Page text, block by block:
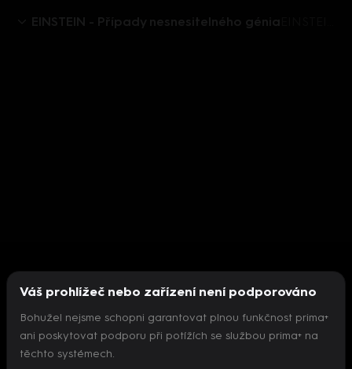
EINSTEIN - Případy nesnesitelného génia
Nepodařilo se inicializovat přehrávač
Váš prohlížeč nebo zařízení není podporováno
Bohužel nejsme schopni garantovat plnou funkčnost prima+
ani poskytovat podporu při potížích se službou prima+ na
těchto systémech.